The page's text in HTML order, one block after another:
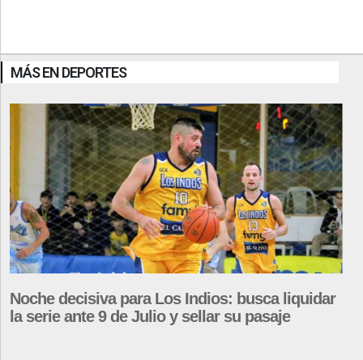
MÁS EN DEPORTES
Noche decisiva para Los Indios: busca liquidar
la serie ante 9 de Julio y sellar su pasaje